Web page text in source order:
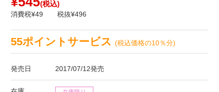
(税込)
消費税¥49 税抜¥496
55ポイントサービス(税込価格の10％分)
発売日 2017/07/12発売